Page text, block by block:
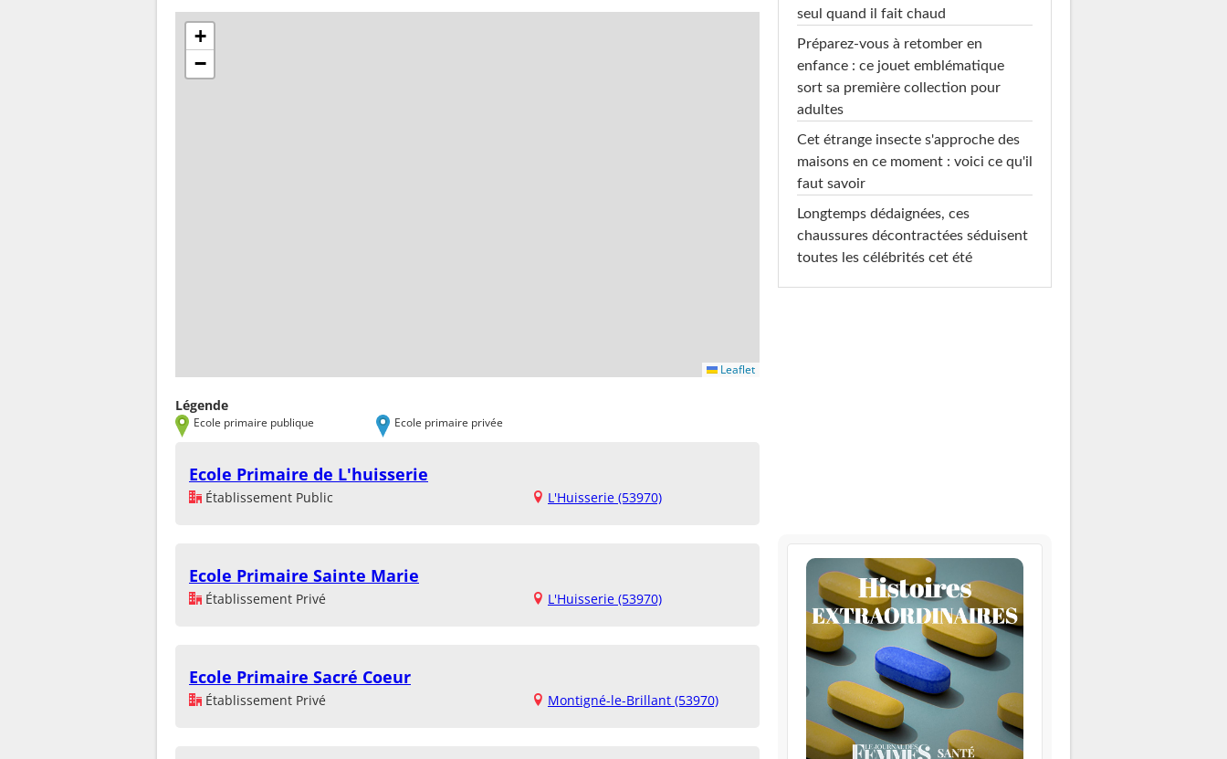
+
−
Leaflet
Légende
Ecole primaire publique Ecole primaire privée
Ecole Primaire de L'huisserie
Établissement Public L'Huisserie (53970)
Ecole Primaire Sainte Marie
Établissement Privé L'Huisserie (53970)
Ecole Primaire Sacré Coeur
Établissement Privé Montigné-le-Brillant (53970)
seul quand il fait chaud
Préparez-vous à retomber en
enfance : ce jouet emblématique
sort sa première collection pour
adultes
Cet étrange insecte s'approche des
maisons en ce moment : voici ce qu'il
faut savoir
Longtemps dédaignées, ces
chaussures décontractées séduisent
toutes les célébrités cet été